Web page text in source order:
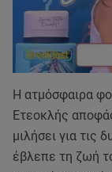
Η ατμόσφαιρα
Ετεοκλής
μιλήσει για τις
έβλεπε τη ζωή